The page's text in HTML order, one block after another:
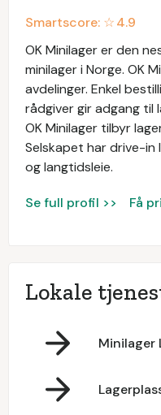
Smartscore: ☆4.9
OK Minilager er den
minilager i Norge. OK
avdelinger. Enkel
rådgiver gir adgang til
OK Minilager tilbyr
Selskapet har drive-
og langtidsleie.
Se full profil >> Få
Lokale
Minilager